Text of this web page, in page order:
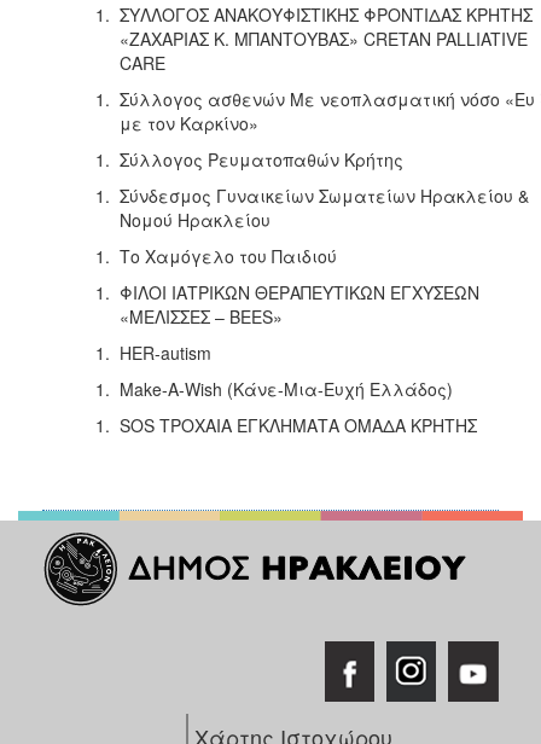
ΣΥΛΛΟΓΟΣ ΑΝΑΚΟΥΦΙΣΤΙΚΗΣ ΦΡΟΝΤΙΔΑΣ ΚΡΗΤΗΣ
«ΖΑΧΑΡΙΑΣ Κ. ΜΠΑΝΤΟΥΒΑΣ» CRETAN PALLIATIVE
CARE
Σύλλογος ασθενών Με νεοπλασματική νόσο «Ευ
με τον Καρκίνο»
Σύλλογος Ρευματοπαθών Κρήτης
Σύνδεσμος Γυναικείων Σωματείων Ηρακλείου &
Νομού Ηρακλείου
Το Χαμόγελο του Παιδιού
ΦΙΛΟΙ ΙΑΤΡΙΚΩΝ ΘΕΡΑΠΕΥΤΙΚΩΝ ΕΓΧΥΣΕΩΝ
«ΜΕΛΙΣΣΕΣ – BEES»
HER-autism
Make-A-Wish (Κάνε-Μια-Ευχή Ελλάδος)
SOS ΤΡΟΧΑΙΑ ΕΓΚΛΗΜΑΤΑ ΟΜΑΔΑ ΚΡΗΤΗΣ
Χάρτης Ιστοχώρου